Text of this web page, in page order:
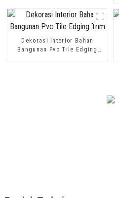
Dekorasi Interior Bahan
Bangunan Pvc Tile Edging